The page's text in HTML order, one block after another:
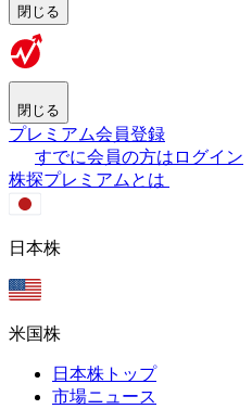
閉じる
閉じる
プレミアム会員登録
すでに会員の方はログイン
株探プレミアムとは
日本株
米国株
日本株トップ
市場ニュース